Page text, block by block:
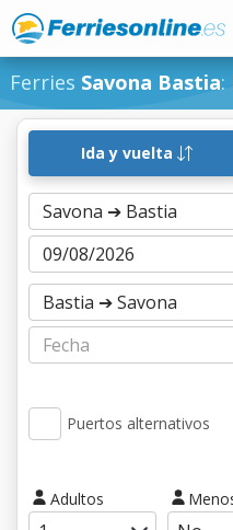
Ferries Savona Bastia:
Ida y vuelta
Puertos alternativos
Adultos